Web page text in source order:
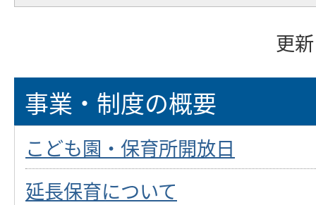
更
事業・制度の概要
こども園・保育所開放日
延長保育について